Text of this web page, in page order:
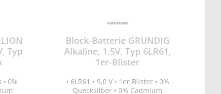
Typ
• 0%
Block-Batterie GRUNDIG
Alkaline, 1,5V, Typ 6LR61,
1er-Blister
• 6LR61 • 9,0 V • 1er Blister • 0%
Quecksilber • 0% Cadmium